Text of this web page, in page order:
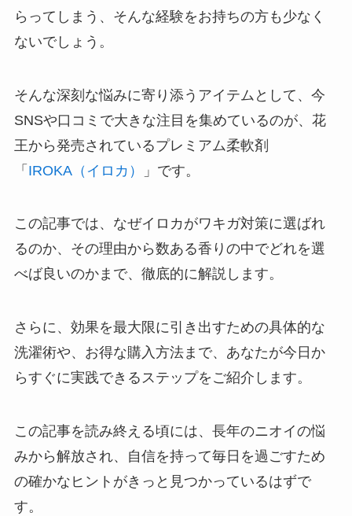
らってしまう、そんな経験をお持ちの方も少なく
ないでしょう。
そんな深刻な悩みに寄り添うアイテムとして、今
SNSや口コミで大きな注目を集めているのが、花
王から発売されているプレミアム柔軟剤
「 IROKA（イロカ） 」です。
この記事では、なぜイロカがワキガ対策に選ばれ
るのか、その理由から数ある香りの中でどれを選
べば良いのかまで、徹底的に解説します。
さらに、効果を最大限に引き出すための具体的な
洗濯術や、お得な購入方法まで、あなたが今日か
らすぐに実践できるステップをご紹介します。
この記事を読み終える頃には、長年のニオイの悩
みから解放され、自信を持って毎日を過ごすため
の確かなヒントがきっと見つかっているはずで
す。